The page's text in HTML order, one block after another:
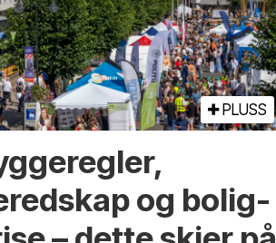
PLUSS
og bolig­